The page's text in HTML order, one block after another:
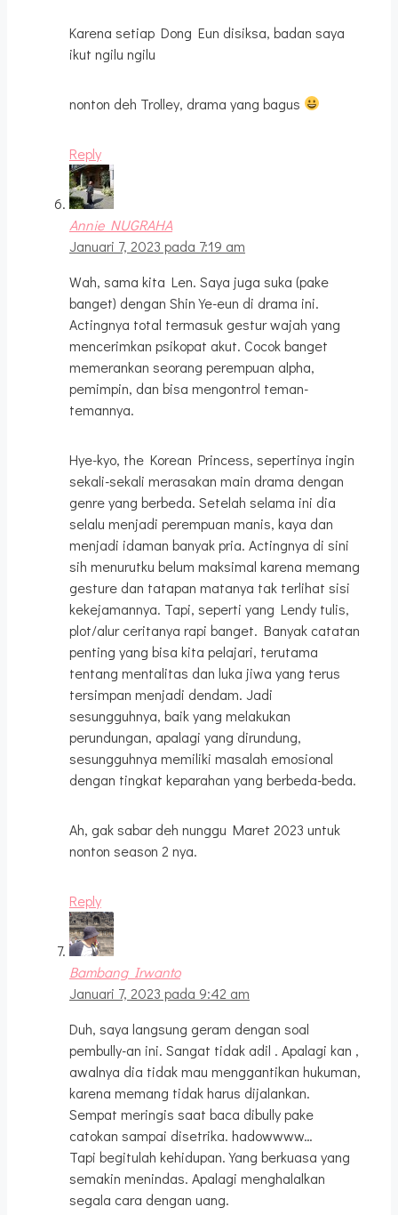
Karena setiap Dong Eun disiksa, badan saya
ikut ngilu ngilu
nonton deh Trolley, drama yang bagus
Reply
Annie NUGRAHA
Januari 7, 2023 pada 7:19 am
Wah, sama kita Len. Saya juga suka (pake
banget) dengan Shin Ye-eun di drama ini.
Actingnya total termasuk gestur wajah yang
mencerimkan psikopat akut. Cocok banget
memerankan seorang perempuan alpha,
pemimpin, dan bisa mengontrol teman-
temannya.
Hye-kyo, the Korean Princess, sepertinya ingin
sekali-sekali merasakan main drama dengan
genre yang berbeda. Setelah selama ini dia
selalu menjadi perempuan manis, kaya dan
menjadi idaman banyak pria. Actingnya di sini
sih menurutku belum maksimal karena memang
gesture dan tatapan matanya tak terlihat sisi
kekejamannya. Tapi, seperti yang Lendy tulis,
plot/alur ceritanya rapi banget. Banyak catatan
penting yang bisa kita pelajari, terutama
tentang mentalitas dan luka jiwa yang terus
tersimpan menjadi dendam. Jadi
sesungguhnya, baik yang melakukan
perundungan, apalagi yang dirundung,
sesungguhnya memiliki masalah emosional
dengan tingkat keparahan yang berbeda-beda.
Ah, gak sabar deh nunggu Maret 2023 untuk
nonton season 2 nya.
Reply
Bambang Irwanto
Januari 7, 2023 pada 9:42 am
Duh, saya langsung geram dengan soal
pembully-an ini. Sangat tidak adil . Apalagi kan ,
awalnya dia tidak mau menggantikan hukuman,
karena memang tidak harus dijalankan.
Sempat meringis saat baca dibully pake
catokan sampai disetrika. hadowwww…
Tapi begitulah kehidupan. Yang berkuasa yang
semakin menindas. Apalagi menghalalkan
segala cara dengan uang.